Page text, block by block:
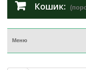
Кошик:
Меню